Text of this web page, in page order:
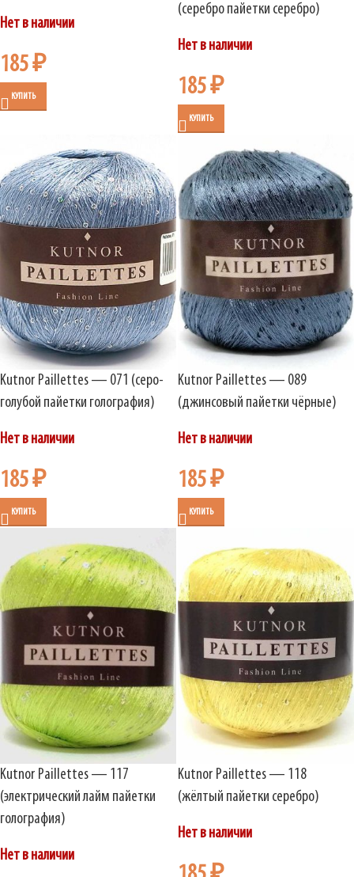
Нет в наличии
185₽
КУПИТЬ
(серебро пайетки серебро)
Нет в наличии
185₽
КУПИТЬ
Kutnor Paillettes — 071 (серо-
голубой пайетки голография)
Нет в наличии
185₽
КУПИТЬ
Kutnor Paillettes — 089
(джинсовый пайетки чёрные)
Нет в наличии
185₽
КУПИТЬ
Kutnor Paillettes — 117
(электрический лайм пайетки
голография)
Нет в наличии
Kutnor Paillettes — 118
(жёлтый пайетки серебро)
Нет в наличии